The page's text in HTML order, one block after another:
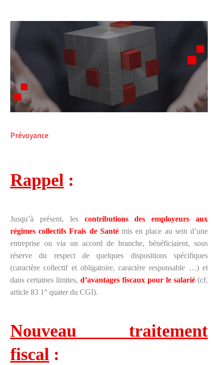
Prévoyance
Rappel :
Jusqu’à présent, les contributions des employeurs aux
régimes collectifs Frais de Santémis en place au sein d’une
entreprise ou via un accord de branche, bénéficiaient, sous
réserve du respect de quelques dispositions spécifiques
(caractère collectif et obligatoire, caractère responsable …) et
dans certaines limites, d’avantages fiscaux pour le salarié (cf.
article 83 1° quater du CGI).
Nouveau traitement
fiscal :